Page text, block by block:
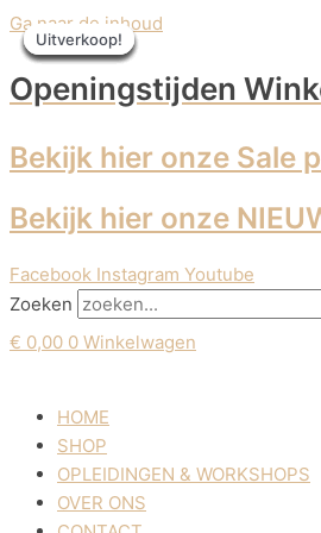
Ga naar de inhoud
Openingstijden
Bekijk hier onze Sale
Bekijk hier onze
Facebook Instagram Youtube
Zoeken
€ 0,00 0 Winkelwagen
HOME
SHOP
OPLEIDINGEN & WORKSHOPS
OVER ONS
Uitverkoop!
Uitverkoop!
Uitverkoop!
Uitverkoop!
Uitverkoop!
Uitverkoop!
Uitverkoop!
Uitverkoop!